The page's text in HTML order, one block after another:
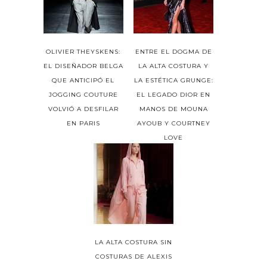
OLIVIER THEYSKENS:
EL DISEÑADOR BELGA
QUE ANTICIPÓ EL
JOGGING COUTURE
VOLVIÓ A DESFILAR
EN PARIS
ENTRE EL DOGMA DE
LA ALTA COSTURA Y
LA ESTÉTICA GRUNGE:
EL LEGADO DIOR EN
MANOS DE MOUNA
AYOUB Y COURTNEY
LOVE
LA ALTA COSTURA SIN
COSTURAS DE ALEXIS